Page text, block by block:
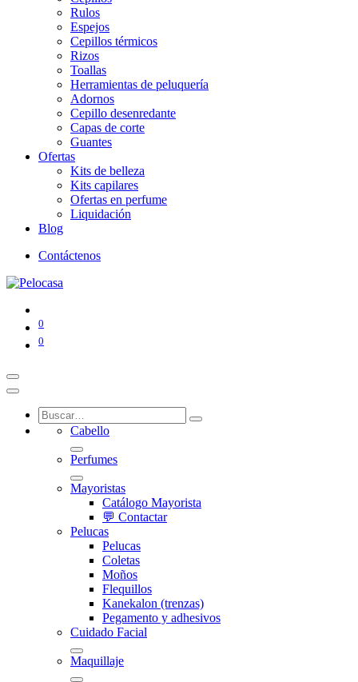
Rulos
Espejos
Cepillos térmicos
Rizos
Toallas
Herramientas de peluquería
Adornos
Cepillo desenredante
Capas de corte
Guantes
Ofertas
Kits de belleza
Kits capilares
Ofertas en perfume
Liquidación
Blog
Contáctenos
0
0
Cabello
Perfumes
Mayoristas
Catálogo Mayorista
💬 Contactar
Pelucas
Pelucas
Coletas
Moños
Flequillos
Kanekalon (trenzas)
Pegamento y adhesivos
Cuidado Facial
Maquillaje